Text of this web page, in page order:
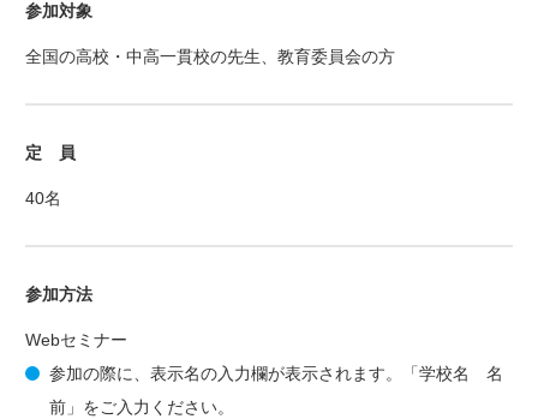
参加対象
全国の高校・中高一貫校の先生、教育委員会の方
定 員
40名
参加方法
Webセミナー
参加の際に、表示名の入力欄が表示されます。「学校名 名
前」をご入力ください。